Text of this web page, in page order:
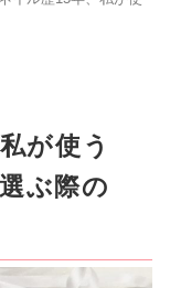
が使う
ぶ際の